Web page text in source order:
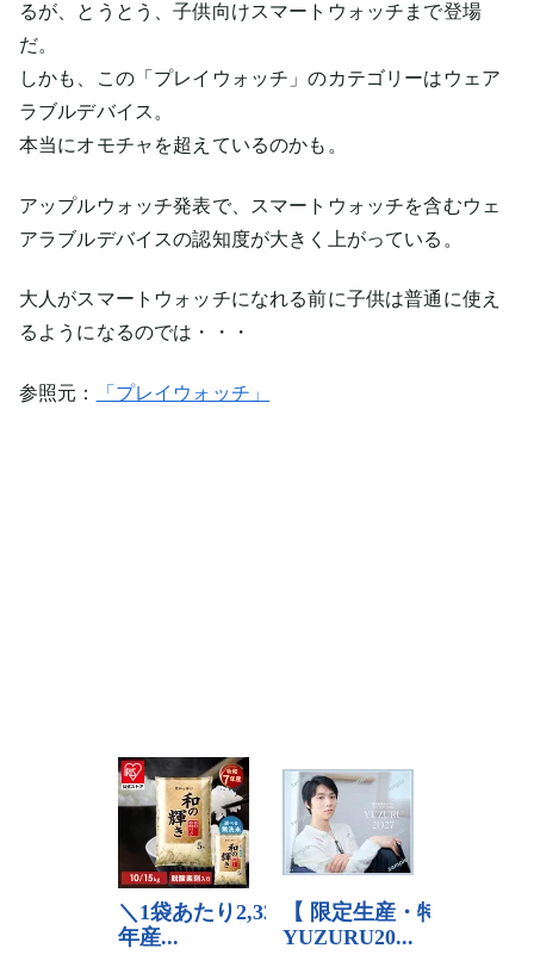
るが、とうとう、子供向けスマートウォッチまで登場
だ。
しかも、この「プレイウォッチ」のカテゴリーはウェア
ラブルデバイス。
本当にオモチャを超えているのかも。
アップルウォッチ発表で、スマートウォッチを含むウェ
アラブルデバイスの認知度が大きく上がっている。
大人がスマートウォッチになれる前に子供は普通に使え
るようになるのでは・・・
参照元： 「プレイウォッチ」